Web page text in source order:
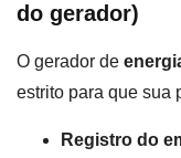
do gerador)
O gerador de
estrito para que sua
Registro do